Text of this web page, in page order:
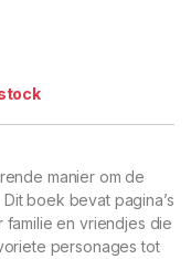
manier om de
boek bevat pagina’s
en vriendjes die
personages tot